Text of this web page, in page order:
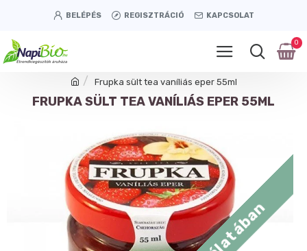
BELÉPÉS REGISZTRÁCIÓ KAPCSOLAT
0
Frupka sült tea vaníliás eper 55ml
FRUPKA SÜLT TEA VANÍLIÁS EPER 55ML